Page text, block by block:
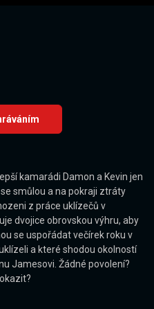
kamarádi Damon a Kevin jen
smůlou a na pokraji ztráty
z práce uklízečů v
dvojice obrovskou výhru, aby
se uspořádat večírek roku v
a které shodou okolností
Jamesovi. Žádné povolení?